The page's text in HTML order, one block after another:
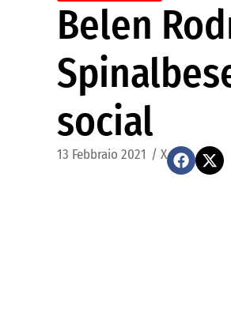
Belen
social
13 Febbraio 2021 / X